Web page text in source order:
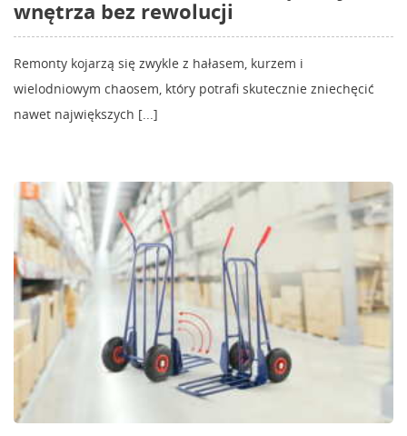
wnętrza bez rewolucji
Remonty kojarzą się zwykle z hałasem, kurzem i
wielodniowym chaosem, który potrafi skutecznie zniechęcić
nawet największych [...]